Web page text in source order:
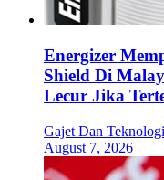
Energizer
Shield Di
Lecur Jika
Gajet Dan Teknologi
August 7, 2026